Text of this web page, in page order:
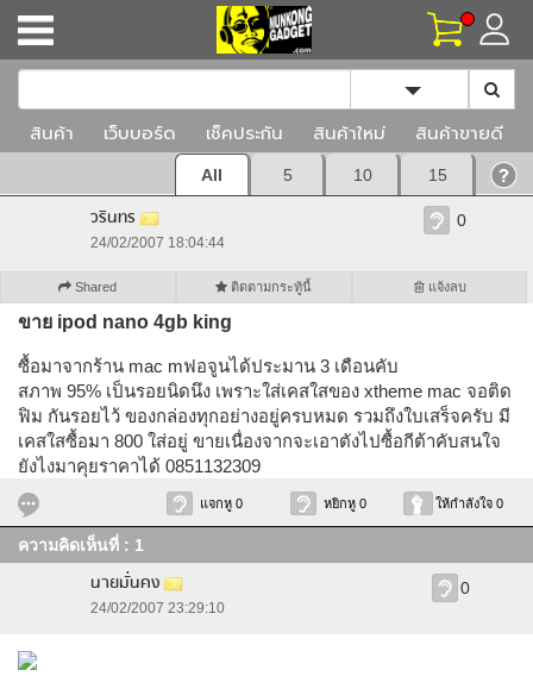
Toggle
สินค้า เว็บบอร์ด เช็คประกัน สินค้าใหม่ สินค้าขายดี
All 5 10 15
วรินทร
24/02/2007 18:04:44
0
Shared ติดตามกระทู้นี้ แจ้งลบ
ขาย ipod nano 4gb king
ซื้อมาจากร้าน mac mฟอจูนได้ประมาน 3 เดือนคับ
สภาพ 95% เป็นรอยนิดนึง เพราะใส่เคสใสของ xtheme mac จอติด
ฟิม กันรอยไว้ ของกล่องทุกอย่างอยู่ครบหมด รวมถึงใบเสร็จครับ มี
เคสใสซื้อมา 800 ใส่อยู่ ขายเนื่องจากจะเอาตังไปซื้อกีต้าคับสนใจ
ยังไงมาคุยราคาได้ 0851132309
แจกหู 0 หยิกหู 0 ให้กำลังใจ 0
ความคิดเห็นที่ : 1
นายมั่นคง
24/02/2007 23:29:10
0